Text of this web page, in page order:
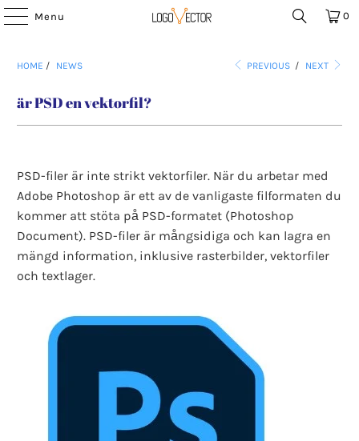
Menu 0
HOME / NEWS PREVIOUS / NEXT
är PSD en vektorfil?
PSD-filer är inte strikt vektorfiler. När du arbetar med
Adobe Photoshop är ett av de vanligaste filformaten du
kommer att stöta på PSD-formatet (Photoshop
Document). PSD-filer är mångsidiga och kan lagra en
mängd information, inklusive rasterbilder, vektorfiler
och textlager.